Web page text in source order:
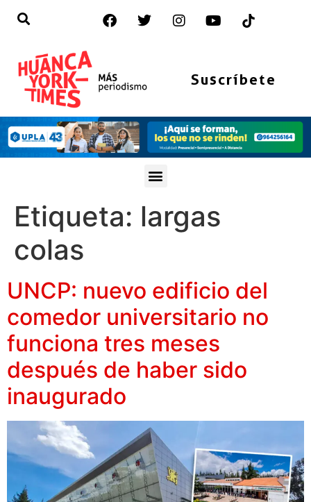
Suscríbete
Etiqueta: largas
colas
UNCP: nuevo edificio del
comedor universitario no
funciona tres meses
después de haber sido
inaugurado